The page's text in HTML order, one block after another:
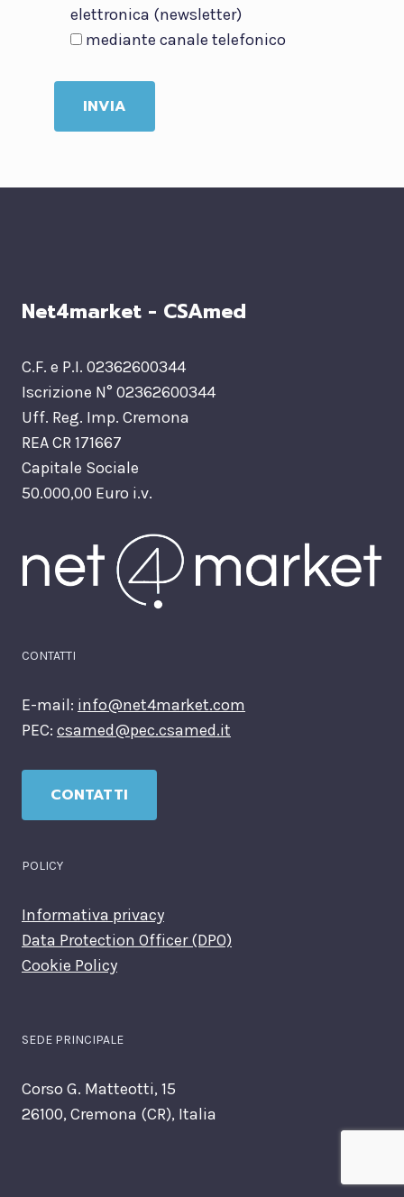
elettronica (newsletter)
mediante canale telefonico
Net4market - CSAmed
C.F. e P.I. 02362600344
Iscrizione N° 02362600344
Uff. Reg. Imp. Cremona
REA CR 171667
Capitale Sociale
50.000,00 Euro i.v.
CONTATTI
E-mail: info@net4market.com
PEC: csamed@pec.csamed.it
CONTATTI
POLICY
Informativa privacy
Data Protection Officer (DPO)
Cookie Policy
SEDE PRINCIPALE
Corso G. Matteotti, 15
26100, Cremona (CR), Italia